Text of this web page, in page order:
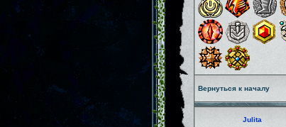
Вернуться к началу
Julita